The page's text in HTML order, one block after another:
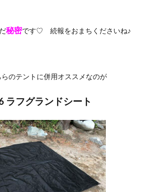
秘密です♡ 続報をおまちくださいね♪
のテントに併用オススメなのが
ラフグランドシート